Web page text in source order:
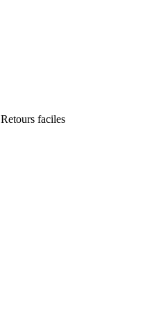
Retours faciles